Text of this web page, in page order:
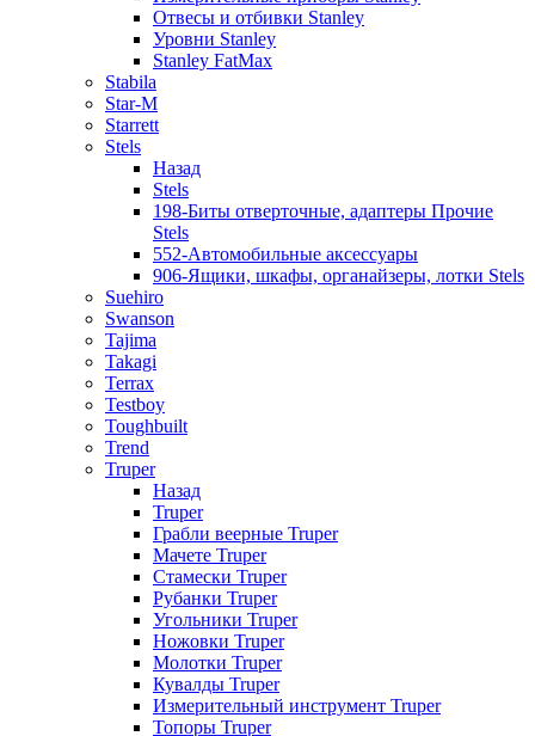
Отвесы и отбивки Stanley
Уровни Stanley
Stanley FatMax
Stabila
Star-M
Starrett
Stels
Назад
Stels
198-Биты отверточные, адаптеры Прочие
Stels
552-Автомобильные аксессуары
906-Ящики, шкафы, органайзеры, лотки Stels
Suehiro
Swanson
Tajima
Takagi
Terrax
Testboy
Toughbuilt
Trend
Truper
Назад
Truper
Грабли веерные Truper
Мачете Truper
Стамески Truper
Рубанки Truper
Угольники Truper
Ножовки Truper
Молотки Truper
Кувалды Truper
Измерительный инструмент Truper
Топоры Truper